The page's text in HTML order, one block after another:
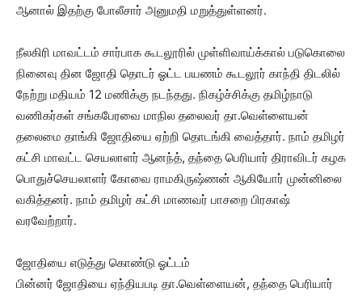
ஆனால் இதற்கு போலீசார் அனுமதி மறுத்துள்ளனர்.
நீலகிரி மாவட்டம் சார்பாக கூடலூரில் முள்ளிவாய்க்கால் படுகொலை
நினைவு தின ஜோதி தொடர் ஓட்ட பயணம் கூடலூர் காந்தி திடலில்
நேற்று மதியம் 12 மணிக்கு நடந்தது. நிகழ்ச்சிக்கு தமிழ்நாடு
வணிகர்கள் சங்கபேரவை மாநில தலைவர் தா.வெள்ளையன்
தலைமை தாங்கி ஜோதியை ஏற்றி தொடங்கி வைத்தார். நாம் தமிழர்
கட்சி மாவட்ட செயலாளர் ஆனந்த், தந்தை பெரியார் திராவிடர் கழக
பொதுச்செயலாளர் கோவை ராமகிருஷ்ணன் ஆகியோர் முன்னிலை
வகித்தனர். நாம் தமிழர் கட்சி மாணவர் பாசறை பிரகாஷ்
வரவேற்றார்.
ஜோதியை எடுத்து கொண்டு ஓட்டம்
பின்னர் ஜோதியை ஏந்தியபடி தா.வெள்ளையன், தந்தை பெரியார்